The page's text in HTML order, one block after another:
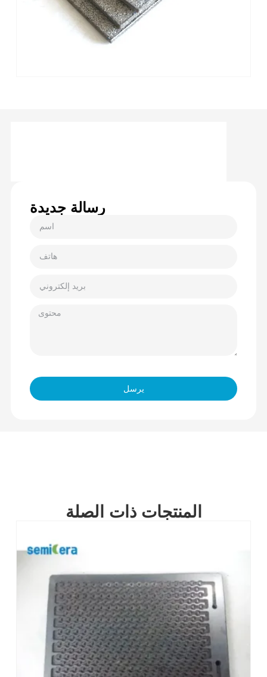
رسالة جديدة
يرسل
المنتجات ذات الصلة